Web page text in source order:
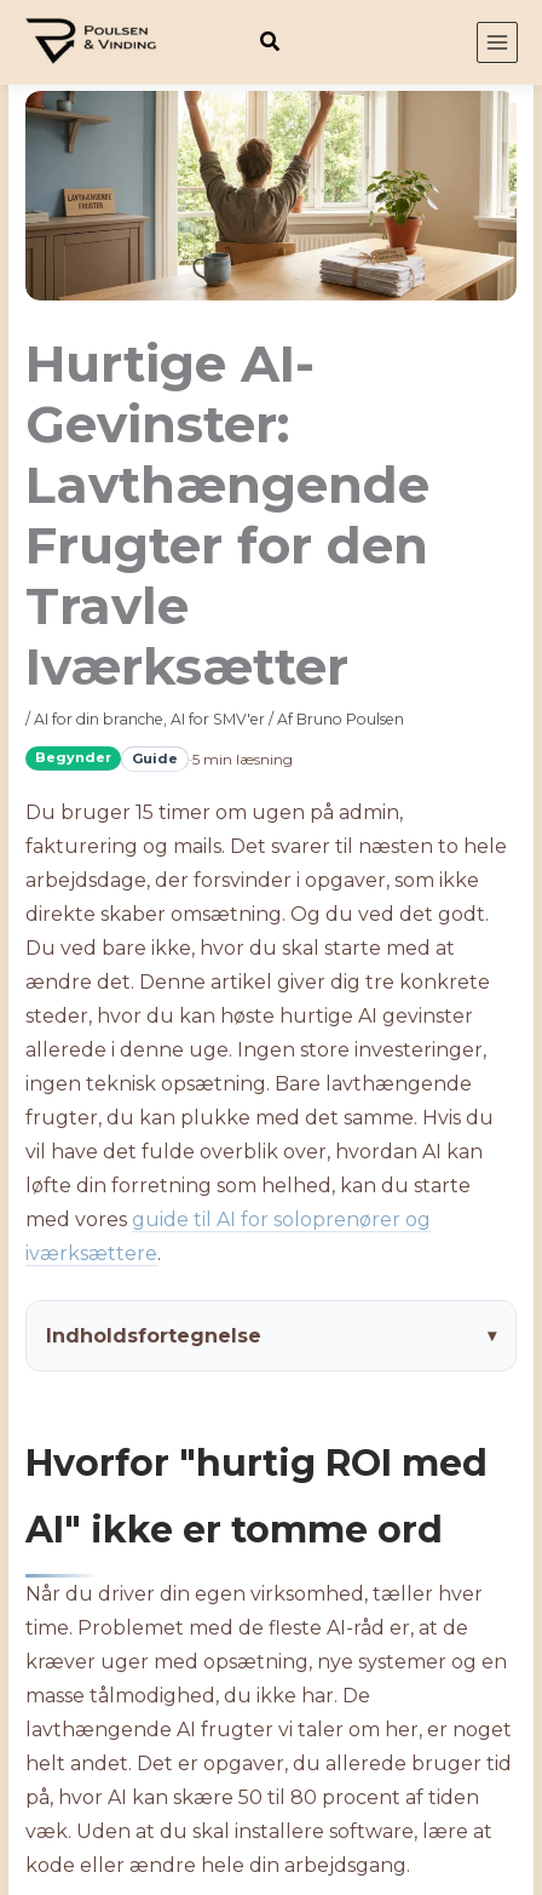
Hurtige AI-
Gevinster:
Lavthængende
Frugter for den
Travle
Iværksætter
/AI for din branche ,AI for SMV'er / Af Bruno Poulsen
Begynder Guide ·5 min læsning
Du bruger 15 timer om ugen på admin,
fakturering og mails. Det svarer til næsten to hele
arbejdsdage, der forsvinder i opgaver, som ikke
direkte skaber omsætning. Og du ved det godt.
Du ved bare ikke, hvor du skal starte med at
ændre det. Denne artikel giver dig tre konkrete
steder, hvor du kan høste hurtige AI gevinster
allerede i denne uge. Ingen store investeringer,
ingen teknisk opsætning. Bare lavthængende
frugter, du kan plukke med det samme. Hvis du
vil have det fulde overblik over, hvordan AI kan
løfte din forretning som helhed, kan du starte
med vores guide til AI for soloprenører og
iværksættere.
Indholdsfortegnelse ▾
Hvorfor "hurtig ROI med
AI" ikke er tomme ord
Når du driver din egen virksomhed, tæller hver
time. Problemet med de fleste AI-råd er, at de
kræver uger med opsætning, nye systemer og en
masse tålmodighed, du ikke har. De
lavthængende AI frugter vi taler om her, er noget
helt andet. Det er opgaver, du allerede bruger tid
på, hvor AI kan skære 50 til 80 procent af tiden
væk. Uden at du skal installere software, lære at
kode eller ændre hele din arbejdsgang.